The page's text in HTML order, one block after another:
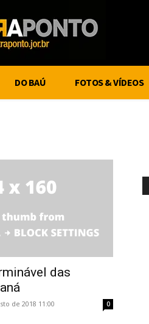
DO BAÚ FOTOS & VÍDEOS
das
de 2018 11:00 0